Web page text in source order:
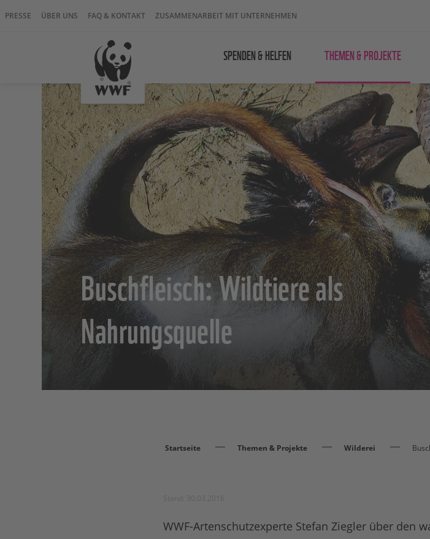
PRESSE ÜBER UNS FAQ & KONTAKT ZUSAMMENARBEIT MIT UNTERNEHMEN
SPENDEN & HELFEN THEMEN & PROJEKTE
Buschfleisch: Wildtiere als
Nahrungsquelle
Startseite Themen & Projekte Wilderei
WWF-Artenschutzexperte Stefan Ziegler über den